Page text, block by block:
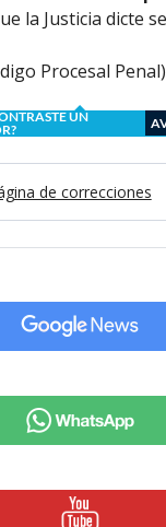
la Justicia dicte
Procesal Penal)
UN
de correcciones